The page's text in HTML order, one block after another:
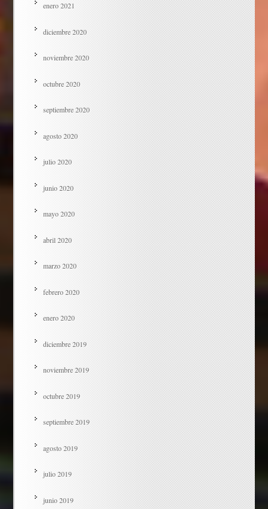
enero 2021
diciembre 2020
noviembre 2020
octubre 2020
septiembre 2020
agosto 2020
julio 2020
junio 2020
mayo 2020
abril 2020
marzo 2020
febrero 2020
enero 2020
diciembre 2019
noviembre 2019
octubre 2019
septiembre 2019
agosto 2019
julio 2019
junio 2019